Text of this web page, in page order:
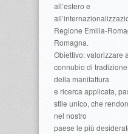
all’estero e
Regione Emilia-
Romagna.
Obiettivo: valorizzare
connubio di
della manifattura
e ricerca applicata,
stile unico, che
nel nostro
paese le più